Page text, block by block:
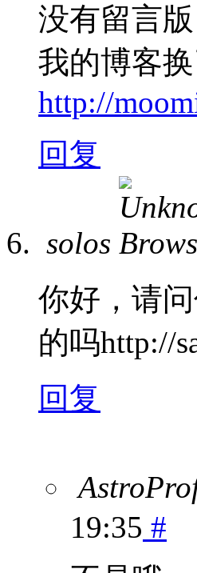
没有留言
我的博客
http://
回复
solos
你好，请
的吗http://
回复
19:35 #